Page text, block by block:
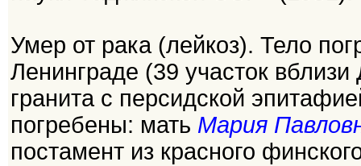
Умер от рака (лейкоз). Тело
Ленинграде (39 участок
гранита с персидской
погребены: мать Мария
постамент из красного